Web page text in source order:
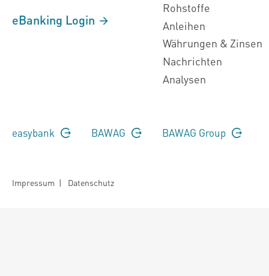
eBanking Login
Rohstoffe
Anleihen
Währungen & Zinsen
Nachrichten
Analysen
easybank BAWAG BAWAG Group
Impressum | Datenschutz